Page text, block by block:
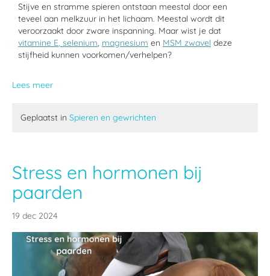
Stijve en stramme spieren ontstaan meestal door een
teveel aan melkzuur in het lichaam. Meestal wordt dit
veroorzaakt door zware inspanning. Maar wist je dat
vitamine E selenium magnesium en MSM zwavel deze
stijfheid kunnen voorkomen/verhelpen?
Lees meer
Geplaatst in Spieren en gewrichten
Stress en hormonen bij
paarden
19 dec 2024